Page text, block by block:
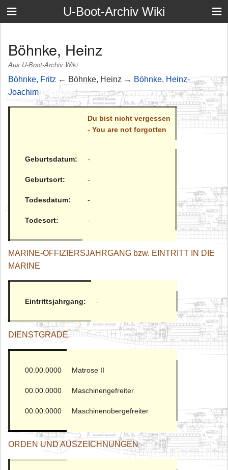
U-Boot-Archiv Wiki
Böhnke, Heinz
Aus U-Boot-Archiv Wiki
Böhnke, Fritz ← Böhnke, Heinz → Böhnke, Heinz-
Joachim
Du bist nicht vergessen
- You are not forgotten
Geburtsdatum: -
Geburtsort: -
Todesdatum: -
Todesort: -
MARINE-OFFIZIERSJAHRGANG bzw. EINTRITT IN DIE
MARINE
Eintrittsjahrgang: -
DIENSTGRADE
00.00.0000 Matrose II
00.00.0000 Maschinengefreiter
00.00.0000 Maschinenobergefreiter
ORDEN UND AUSZEICHNUNGEN